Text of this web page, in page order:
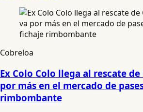
Cobreloa
Ex Colo Colo llega al rescate
por más en el mercado de
rimbombante